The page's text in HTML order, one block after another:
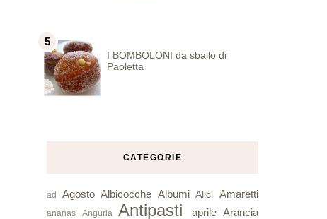
I BOMBOLONI da sballo di
Paoletta
CATEGORIE
ad Agosto Albicocche Albumi Alici Amaretti
ananas Anguria Antipasti aprile Arancia